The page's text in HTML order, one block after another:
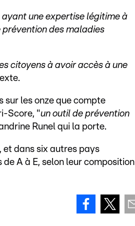
ayant une expertise légitime à
des maladies
citoyens à avoir accès à une
sur les onze que compte
Score, "un outil de prévention
Runel qui la porte.
et dans six autres pays
A à E, selon leur composition